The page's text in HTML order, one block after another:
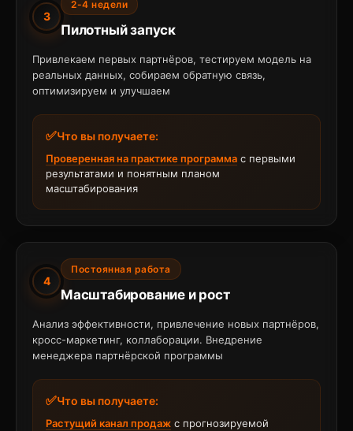
3
2-4 недели
Пилотный запуск
Привлекаем первых партнёров, тестируем модель на
реальных данных, собираем обратную связь,
оптимизируем и улучшаем
Что вы получаете:
Проверенная на практике программа с первыми
результатами и понятным планом
масштабирования
4
Постоянная работа
Масштабирование и рост
Анализ эффективности, привлечение новых партнёров,
кросс-маркетинг, коллаборации. Внедрение
менеджера партнёрской программы
Что вы получаете:
Растущий канал продаж с прогнозируемой